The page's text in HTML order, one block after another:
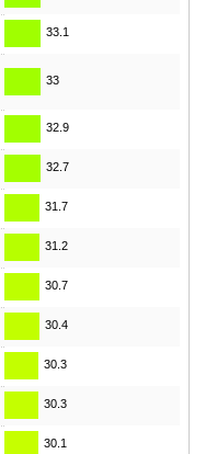
33.1
33
32.9
32.7
31.7
31.2
30.7
30.4
30.3
30.3
30.1